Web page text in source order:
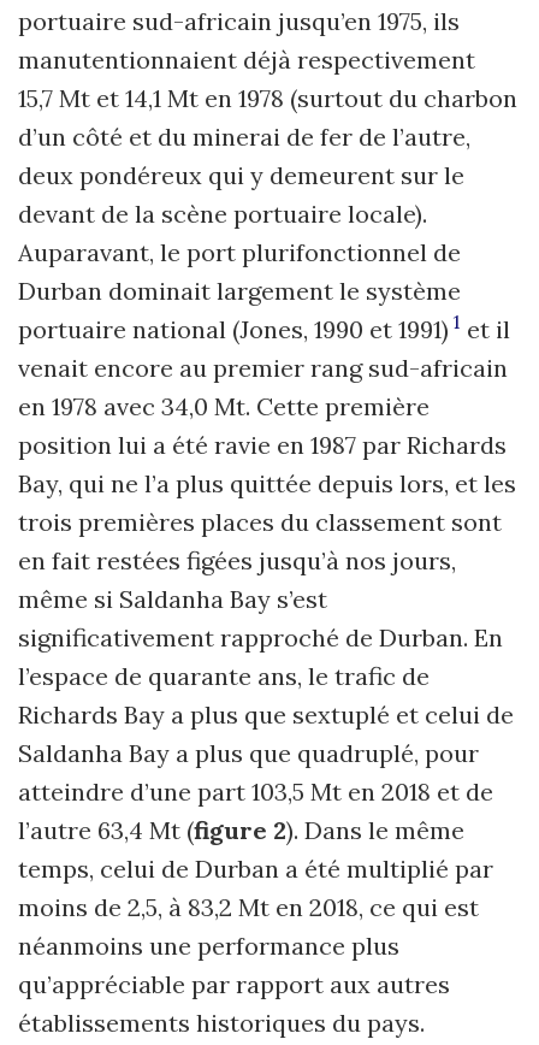
portuaire sud-africain jusqu’en 1975, ils
manutentionnaient déjà respectivement
15,7 Mt et 14,1 Mt en 1978 (surtout du charbon
d’un côté et du minerai de fer de l’autre,
deux pondéreux qui y demeurent sur le
devant de la scène portuaire locale).
Auparavant, le port plurifonctionnel de
Durban dominait largement le système
portuaire national (Jones, 1990 et 1991) 1 et il
venait encore au premier rang sud-africain
en 1978 avec 34,0 Mt. Cette première
position lui a été ravie en 1987 par Richards
Bay, qui ne l’a plus quittée depuis lors, et les
trois premières places du classement sont
en fait restées figées jusqu’à nos jours,
même si Saldanha Bay s’est
significativement rapproché de Durban. En
l’espace de quarante ans, le trafic de
Richards Bay a plus que sextuplé et celui de
Saldanha Bay a plus que quadruplé, pour
atteindre d’une part 103,5 Mt en 2018 et de
l’autre 63,4 Mt (figure 2). Dans le même
temps, celui de Durban a été multiplié par
moins de 2,5, à 83,2 Mt en 2018, ce qui est
néanmoins une performance plus
qu’appréciable par rapport aux autres
établissements historiques du pays.